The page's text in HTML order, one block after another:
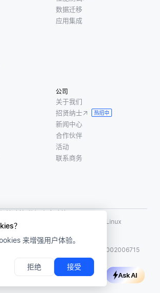
？
来增强用户体验。
拒绝 接受
数据迁移
应用集成
公司
关于我们
招贤纳士
热招中
新闻中心
合作伙伴
活动
联系商务
护政策·数据安全政策
、Milvus，以及相关的开源项目名称为 Linux
赜睿信息科技有限公司保留所有权利
沪公网安备31011002006715
Ask AI